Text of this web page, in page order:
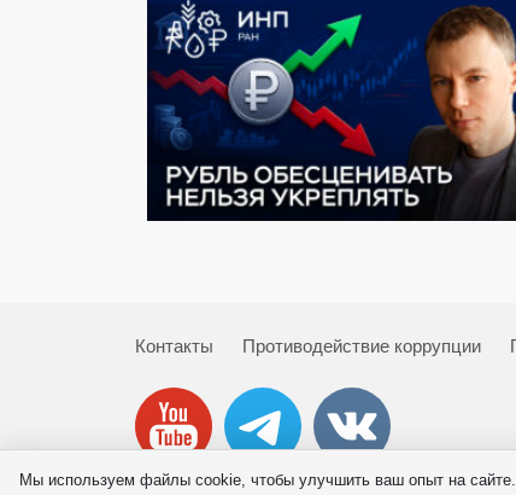
Контакты Противодействие коррупции
© 2026 ИНП РАН
Мы используем файлы cookie, чтобы улучшить ваш опыт на